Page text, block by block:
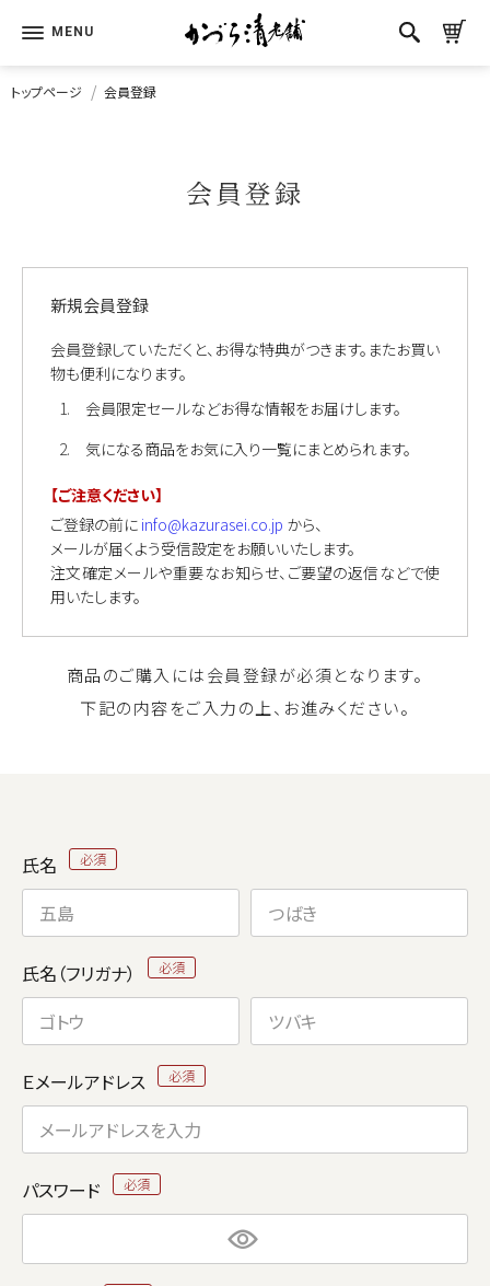
トップページ 会員登録
会員登録
新規会員登録
会員登録していただくと、お得な特典がつきます。またお買い
物も便利になります。
会員限定セールなどお得な情報をお届けします。
気になる商品をお気に入り一覧にまとめられます。
【ご注意ください】
ご登録の前に info@kazurasei.co.jp から、
メールが届くよう受信設定をお願いいたします。
注文確定メールや重要なお知らせ、ご要望の返信などで使
用いたします。
商品のご購入には会員登録が必須となります。
下記の内容をご入力の上、お進みください。
氏名
氏名（フリガナ）
Ｅメールアドレス
パスワード